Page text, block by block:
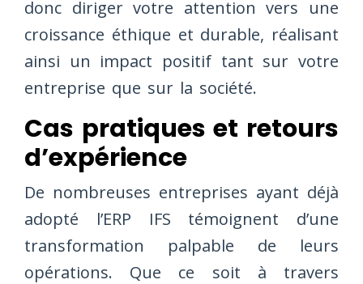
donc diriger votre attention vers une
croissance éthique et durable, réalisant
ainsi un impact positif tant sur votre
entreprise que sur la société.
Cas pratiques et retours
d’expérience
De nombreuses entreprises ayant déjà
adopté l’ERP IFS témoignent d’une
transformation palpable de leurs
opérations. Que ce soit à travers